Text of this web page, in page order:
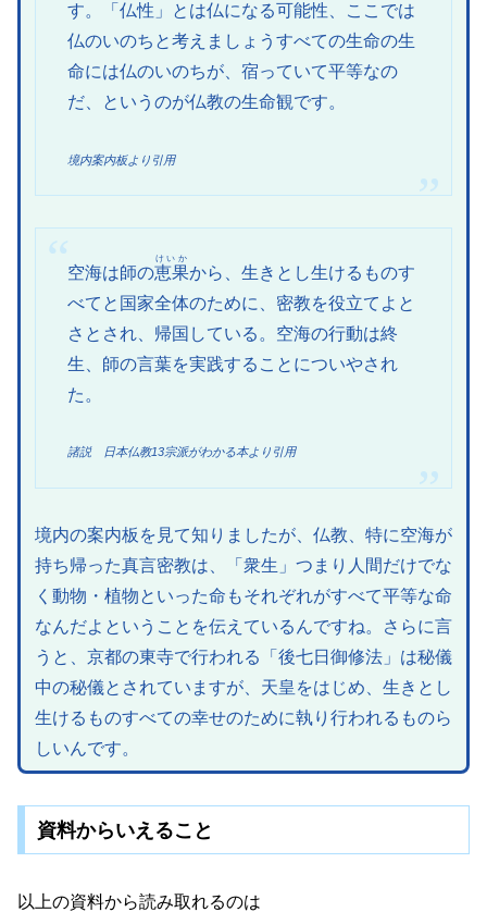
す。「仏性」とは仏になる可能性、ここでは
仏のいのちと考えましょうすべての生命の生
命には仏のいのちが、宿っていて平等なの
だ、というのが仏教の生命観です。
境内案内板より引用
空海は師の恵果
けいか
から、生きとし生けるものす
べてと国家全体のために、密教を役立てよと
さとされ、帰国している。空海の行動は終
生、師の言葉を実践することについやされ
た。
諸説 日本仏教13宗派がわかる本より引用
境内の案内板を見て知りましたが、仏教、特に空海が
持ち帰った真言密教は、「衆生」つまり人間だけでな
く動物・植物といった命もそれぞれがすべて平等な命
なんだよということを伝えているんですね。さらに言
うと、京都の東寺で行われる「後七日御修法」は秘儀
中の秘儀とされていますが、天皇をはじめ、生きとし
生けるものすべての幸せのために執り行われるものら
しいんです。
資料からいえること
以上の資料から読み取れるのは